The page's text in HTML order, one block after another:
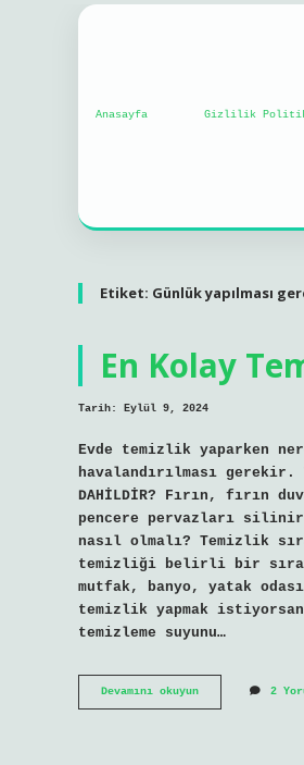
Anasayfa Gizlilik
Etiket: Günlük yapılması
En Kolay
Tarih: Eylül 9, 2024
Evde temizlik yaparken
havalandırılması gerekir.
DAHİLDİR? Fırın, fırın
pencere pervazları
nasıl olmalı? Temizlik
temizliği belirli bir
mutfak, banyo, yatak
temizlik yapmak
temizleme suyunu…
Devamını okuyunEn
Kolay
2